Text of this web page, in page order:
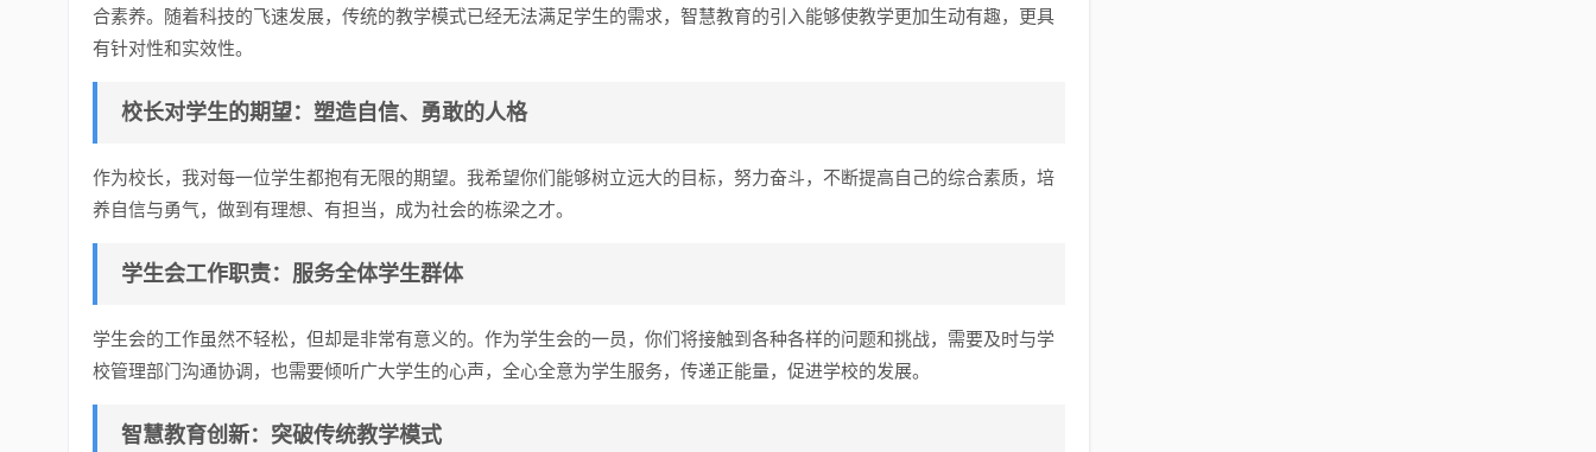
合素养。随着科技的飞速发展，传统的教学模式已经无法满足学生的需求，智慧教育的引入能够使教学更加生动有趣，更具
有针对性和实效性。
校长对学生的期望： 塑造自信、勇敢的人格
作为校长，我对每一位学生都抱有无限的期望。我希望你们能够树立远大的目标，努力奋斗，不断提高自己的综合素质，培
养自信与勇气，做到有理想、有担当，成为社会的栋梁之才。
学生会工作职责： 服务全体学生群体
学生会的工作虽然不轻松，但却是非常有意义的。作为学生会的一员，你们将接触到各种各样的问题和挑战，需要及时与学
校管理部门沟通协调，也需要倾听广大学生的心声，全心全意为学生服务，传递正能量，促进学校的发展。
智慧教育创新： 突破传统教学模式